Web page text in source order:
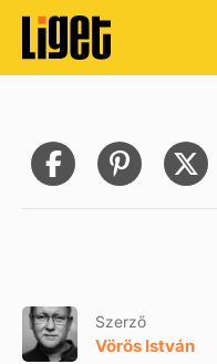
Szerző
Vörös István